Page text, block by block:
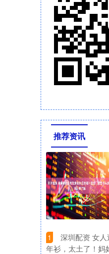
推荐资讯
1
深圳配资 女
年衫，太土了！妈